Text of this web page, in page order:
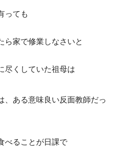
っても
ら家で修業しなさいと
尽くしていた祖母は
、ある意味良い反面教師だっ
べることが日課で